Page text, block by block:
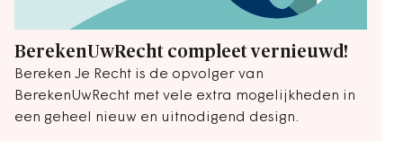
BerekenUwRecht compleet vernieuwd!
Bereken Je Recht is de opvolger van
BerekenUwRecht met vele extra mogelijkheden in
een geheel nieuw en uitnodigend design.